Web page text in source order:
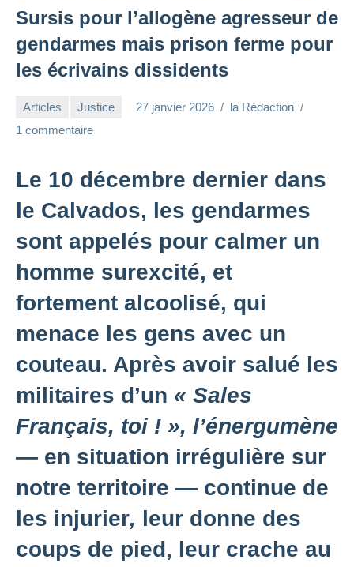
Sursis pour l’allogène agresseur de
gendarmes mais prison ferme pour
les écrivains dissidents
Articles Justice 27 janvier 2026
la Rédaction
1 commentaire
Le 10 décembre dernier dans
le Calvados, les gendarmes
sont appelés pour calmer un
homme surexcité, et
fortement alcoolisé, qui
menace les gens avec un
couteau. Après avoir salué les
militaires d’un « Sales
Français, toi ! », l’énergumène
— en situation irrégulière sur
notre territoire — continue de
les injurier, leur donne des
coups de pied, leur crache au